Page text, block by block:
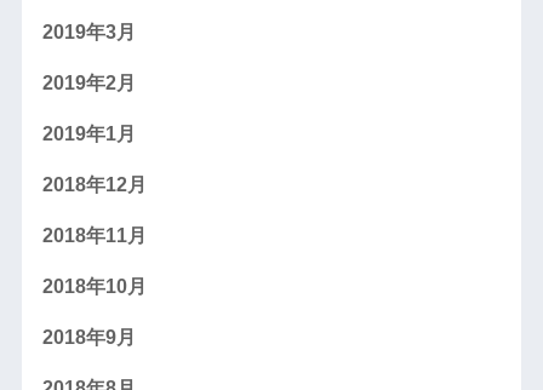
2019年3月
2019年2月
2019年1月
2018年12月
2018年11月
2018年10月
2018年9月